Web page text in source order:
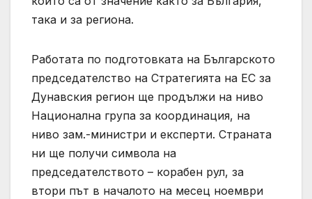
така и за региона.
Работата по подготовката на Българското
председателство на Стратегията на ЕС за
Дунавския регион ще продължи на ниво
Национална група за координация, на
ниво зам.-министри и експерти. Страната
ни ще получи символа на
председателството – корабен рул, за
втори път в началото на месец ноември